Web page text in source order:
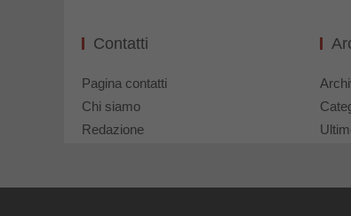
Contatti
Pagina contatti
Chi siamo
Redazione